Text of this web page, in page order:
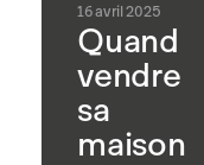
16 avril 2025
Quand
vendre
sa
maison